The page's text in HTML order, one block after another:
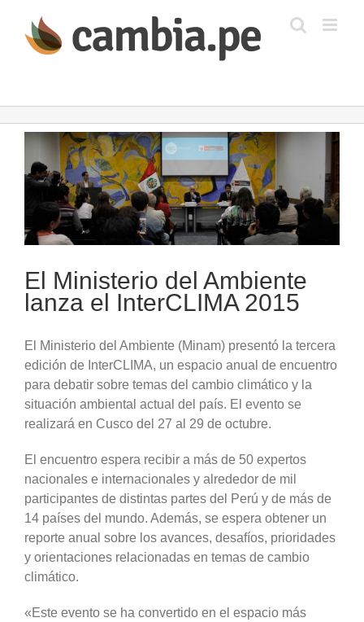
contenido
Ver
imagen
más
grande
El Ministerio del Ambiente
lanza el InterCLIMA 2015
El Ministerio del Ambiente (Minam) presentó la tercera
edición de InterCLIMA, un espacio anual de encuentro
para debatir sobre temas del cambio climático y la
situación ambiental actual del país. El evento se
realizará en Cusco del 27 al 29 de octubre.
El encuentro espera recibir a más de 50 expertos
nacionales e internacionales y alrededor de mil
participantes de distintas partes del Perú y de más de
14 países del mundo. Además, se espera obtener un
reporte anual sobre los avances, desafíos, prioridades
y orientaciones relacionadas en temas de cambio
climático.
«Este evento se ha convertido en el espacio más